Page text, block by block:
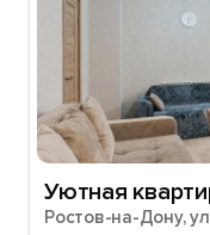
Уютная
Ростов-на-Дону,